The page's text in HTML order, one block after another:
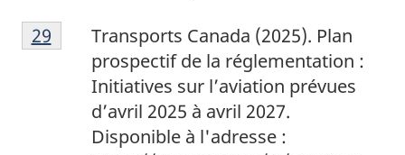
2
9
Transports Canada (2025). Plan
prospectif de la réglementation :
Initiatives sur l’aviation prévues
d’avril 2025 à avril 2027.
Disponible à l'adresse :
Return to footnote
29 referrer